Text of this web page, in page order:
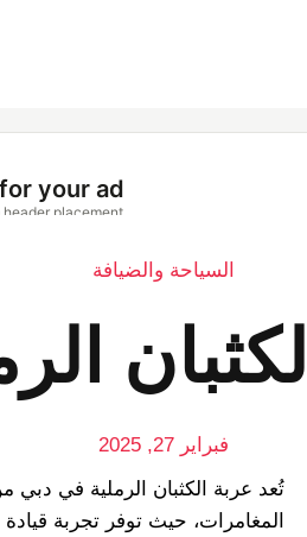
السياحة والضيافة
فبراير 27, 2025
تُعد عربة الكثبان الرملية في دبي
المغامرات، حيث توفر تجربة